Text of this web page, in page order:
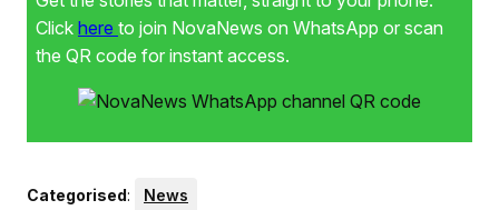
Click here to join NovaNews on WhatsApp or scan
the QR code for instant access.
Categorised: News